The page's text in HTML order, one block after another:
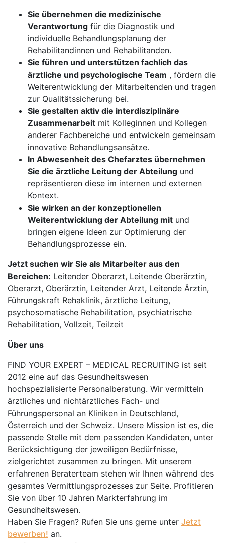
Sie übernehmen die medizinische
Verantwortung für die Diagnostik und
individuelle Behandlungsplanung der
Rehabilitandinnen und Rehabilitanden.
Sie führen und unterstützen fachlich das
ärztliche und psychologische Team , fördern die
Weiterentwicklung der Mitarbeitenden und tragen
zur Qualitätssicherung bei.
Sie gestalten aktiv die interdisziplinäre
Zusammenarbeit mit Kolleginnen und Kollegen
anderer Fachbereiche und entwickeln gemeinsam
innovative Behandlungsansätze.
In Abwesenheit des Chefarztes übernehmen
Sie die ärztliche Leitung der Abteilung und
repräsentieren diese im internen und externen
Kontext.
Sie wirken an der konzeptionellen
Weiterentwicklung der Abteilung mit und
bringen eigene Ideen zur Optimierung der
Behandlungsprozesse ein.
Jetzt suchen wir Sie als Mitarbeiter aus den
Bereichen: Leitender Oberarzt, Leitende Oberärztin,
Oberarzt, Oberärztin, Leitender Arzt, Leitende Ärztin,
Führungskraft Rehaklinik, ärztliche Leitung,
psychosomatische Rehabilitation, psychiatrische
Rehabilitation, Vollzeit, Teilzeit
Über uns
FIND YOUR EXPERT – MEDICAL RECRUITING ist seit
2012 eine auf das Gesundheitswesen
hochspezialisierte Personalberatung. Wir vermitteln
ärztliches und nichtärztliches Fach- und
Führungspersonal an Kliniken in Deutschland,
Österreich und der Schweiz. Unsere Mission ist es, die
passende Stelle mit dem passenden Kandidaten, unter
Berücksichtigung der jeweiligen Bedürfnisse,
zielgerichtet zusammen zu bringen. Mit unserem
erfahrenen Beraterteam stehen wir Ihnen während des
gesamtes Vermittlungsprozesses zur Seite. Profitieren
Sie von über 10 Jahren Markterfahrung im
Gesundheitswesen.
Haben Sie Fragen? Rufen Sie uns gerne unter Jetzt
bewerben! an.